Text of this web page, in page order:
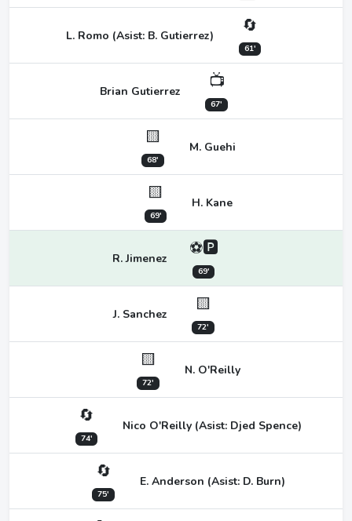
L. Romo (Asist: B. Gutierrez) 🔄
61'
Brian Gutierrez 📺
67'
🟨
68'
M. Guehi
🟨
69'
H. Kane
R. Jimenez ⚽🅿
69'
J. Sanchez 🟨
72'
🟨
72'
N. O'Reilly
🔄
74'
Nico O'Reilly (Asist: Djed Spence)
🔄
75'
E. Anderson (Asist: D. Burn)